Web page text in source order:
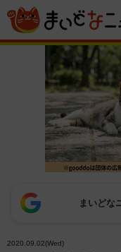
まいどな
2020.09.02(Wed)